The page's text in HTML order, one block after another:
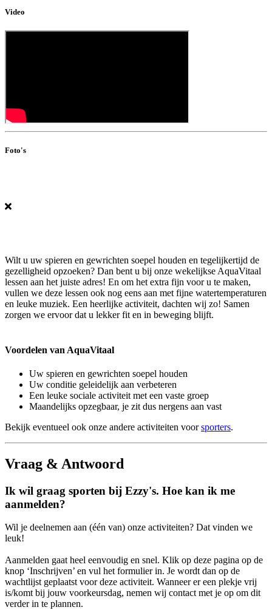
Video
Foto's
Wilt u uw spieren en gewrichten soepel houden en tegelijkertijd de
gezelligheid opzoeken? Dan bent u bij onze wekelijkse AquaVitaal
lessen aan het juiste adres! En om het extra fijn voor u te maken,
vullen we deze lessen ook nog eens aan met fijne watertemperaturen
en leuke muziek. Een heerlijke activiteit, dachten wij zo! Samen
zorgen we ervoor dat u lekker fit en in beweging blijft.
Voordelen van AquaVitaal
Uw spieren en gewrichten soepel houden
Uw conditie geleidelijk aan verbeteren
Een leuke sociale activiteit met een vaste groep
Maandelijks opzegbaar, je zit dus nergens aan vast
Bekijk eventueel ook onze andere activiteiten voorsporters.
Vraag & Antwoord
Ik wil graag sporten bij Ezzy's. Hoe kan ik me
aanmelden?
Wil je deelnemen aan (één van) onze activiteiten? Dat vinden we
leuk!
Aanmelden gaat heel eenvoudig en snel. Klik op deze pagina op de
knop ‘Inschrijven’ en vul het formulier in. Je wordt dan op de
wachtlijst geplaatst voor deze activiteit. Wanneer er een plekje vrij
is/komt bij jouw voorkeursdag, nemen wij contact met je op om dit
verder in te plannen.